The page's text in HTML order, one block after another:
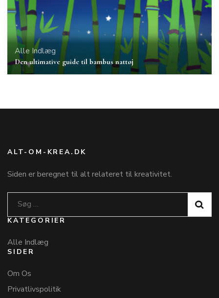
Alle Indlæg
Den ultimative guide til bambus nattøj
ALT-OM-KREA.DK
Siden er beregnet til alt relateret til kreativitet.
Søg
efter:
KATEGORIER
Alle Indlæg
SIDER
Om Os
Privatlivspolitik